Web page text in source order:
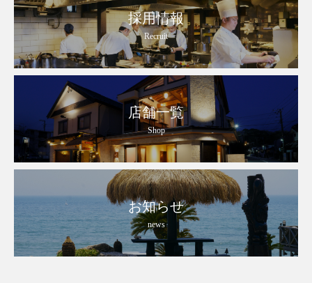
採用情報
Recruit
店舗一覧
Shop
お知らせ
news